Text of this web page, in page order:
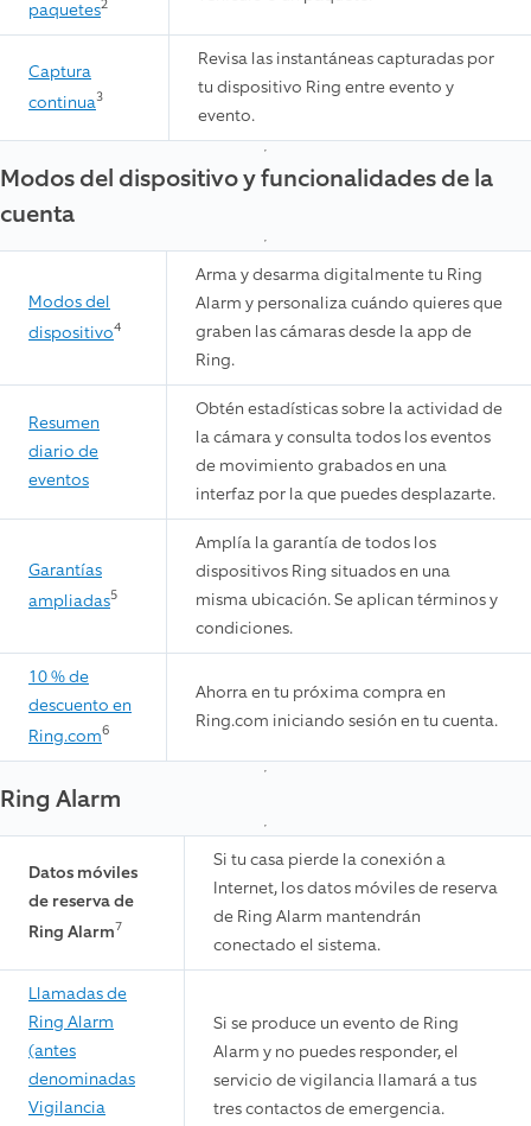
paquetes2
Captura
continua3
Revisa las instantáneas capturadas por
tu dispositivo Ring entre evento y
evento.
Modos del dispositivo y funcionalidades de la
cuenta
Modos del
dispositivo4
Arma y desarma digitalmente tu Ring
Alarm y personaliza cuándo quieres que
graben las cámaras desde la app de
Ring.
Resumen
diario de
eventos
Obtén estadísticas sobre la actividad de
la cámara y consulta todos los eventos
de movimiento grabados en una
interfaz por la que puedes desplazarte.
Garantías
ampliadas5
Amplía la garantía de todos los
dispositivos Ring situados en una
misma ubicación. Se aplican términos y
condiciones.
10 % de
descuento en
Ring.com6
Ahorra en tu próxima compra en
Ring.com iniciando sesión en tu cuenta.
Ring Alarm
Datos móviles
de reserva de
Ring Alarm7
Si tu casa pierde la conexión a
Internet, los datos móviles de reserva
de Ring Alarm mantendrán
conectado el sistema.
Llamadas de
Ring Alarm
(antes
denominadas
Vigilancia
Si se produce un evento de Ring
Alarm y no puedes responder, el
servicio de vigilancia llamará a tus
tres contactos de emergencia.